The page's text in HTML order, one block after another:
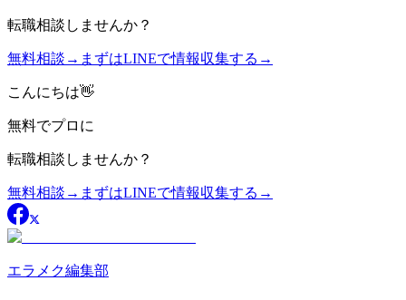
転職相談 しませんか？
無料相談 → まずはLINEで情報収集する →
こんにちは👋
無料でプロに
転職相談 しませんか？
無料相談 → まずはLINEで情報収集する →
エラメク編集部